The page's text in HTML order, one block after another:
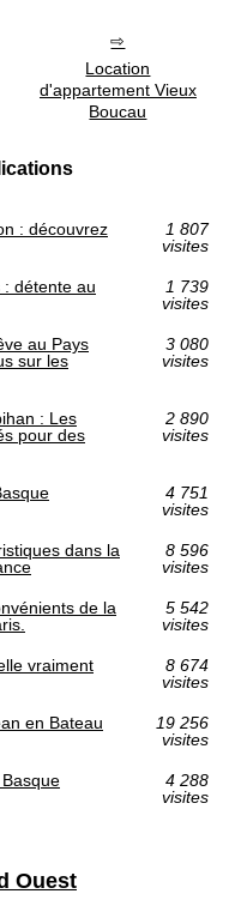
Location
d'appartement Vieux
Boucau
: découvrez
1 807
visites
détente au
1 739
visites
au Pays
sur les
3 080
visites
: Les
pour des
2 890
visites
4 751
visites
dans la
8 596
visites
de la
5 542
visites
vraiment
8 674
visites
en Bateau
19 256
visites
4 288
visites
Ouest